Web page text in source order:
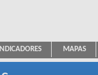
Educativa
INDICADORES MAPAS